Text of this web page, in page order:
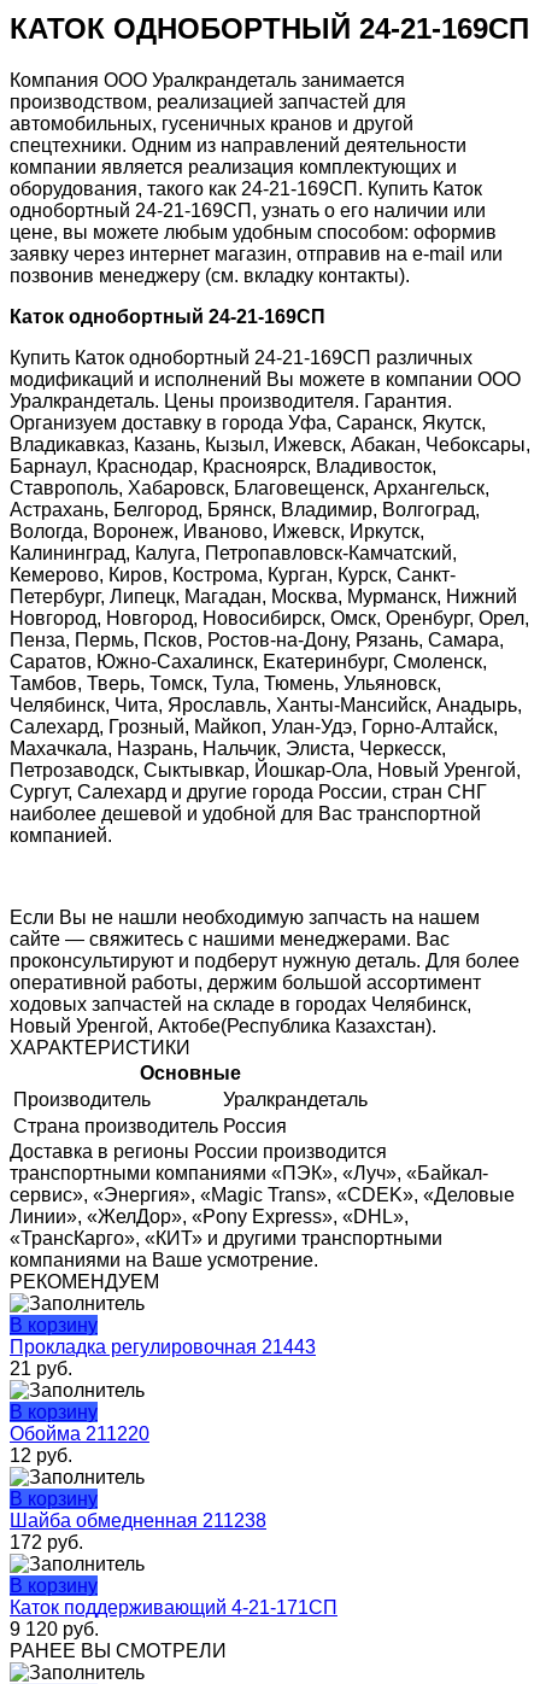
КАТОК ОДНОБОРТНЫЙ 24-21-169СП
Компания ООО Уралкрандеталь занимается
производством, реализацией запчастей для
автомобильных, гусеничных кранов и другой
спецтехники. Одним из направлений деятельности
компании является реализация комплектующих и
оборудования, такого как 24-21-169СП. Купить Каток
однобортный 24-21-169СП, узнать о его наличии или
цене, вы можете любым удобным способом: оформив
заявку через интернет магазин, отправив на e-mail или
позвонив менеджеру (см. вкладку контакты).
Каток однобортный 24-21-169СП
Купить Каток однобортный 24-21-169СП различных
модификаций и исполнений Вы можете в компании ООО
Уралкрандеталь. Цены производителя. Гарантия.
Организуем доставку в города Уфа, Саранск, Якутск,
Владикавказ, Казань, Кызыл, Ижевск, Абакан, Чебоксары,
Барнаул, Краснодар, Красноярск, Владивосток,
Ставрополь, Хабаровск, Благовещенск, Архангельск,
Астрахань, Белгород, Брянск, Владимир, Волгоград,
Вологда, Воронеж, Иваново, Ижевск, Иркутск,
Калининград, Калуга, Петропавловск-Камчатский,
Кемерово, Киров, Кострома, Курган, Курск, Санкт-
Петербург, Липецк, Магадан, Москва, Мурманск, Нижний
Новгород, Новгород, Новосибирск, Омск, Оренбург, Орел,
Пенза, Пермь, Псков, Ростов-на-Дону, Рязань, Самара,
Саратов, Южно-Сахалинск, Екатеринбург, Смоленск,
Тамбов, Тверь, Томск, Тула, Тюмень, Ульяновск,
Челябинск, Чита, Ярославль, Ханты-Мансийск, Анадырь,
Салехард, Грозный, Майкоп, Улан-Удэ, Горно-Алтайск,
Махачкала, Назрань, Нальчик, Элиста, Черкесск,
Петрозаводск, Сыктывкар, Йошкар-Ола, Новый Уренгой,
Сургут, Салехард и другие города России, стран СНГ
наиболее дешевой и удобной для Вас транспортной
компанией.
Если Вы не нашли необходимую запчасть на нашем
сайте — свяжитесь с нашими менеджерами. Вас
проконсультируют и подберут нужную деталь. Для более
оперативной работы, держим большой ассортимент
ходовых запчастей на складе в городах Челябинск,
Новый Уренгой, Актобе(Республика Казахстан).
ХАРАКТЕРИСТИКИ
Основные
Производитель
Уралкрандеталь
Страна производитель Россия
Доставка в регионы России производится
транспортными компаниями «ПЭК», «Луч», «Байкал-
сервис», «Энергия», «Magic Trans», «CDEK», «Деловые
Линии», «ЖелДор», «Pony Express», «DHL»,
«ТрансКарго», «КИТ» и другими транспортными
компаниями на Ваше усмотрение.
РЕКОМЕНДУЕМ
В корзину
Прокладка регулировочная 21443
21 руб.
В корзину
Обойма 211220
12 руб.
В корзину
Шайба обмедненная 211238
172 руб.
В корзину
Каток поддерживающий 4-21-171СП
9 120 руб.
РАНЕЕ ВЫ СМОТРЕЛИ